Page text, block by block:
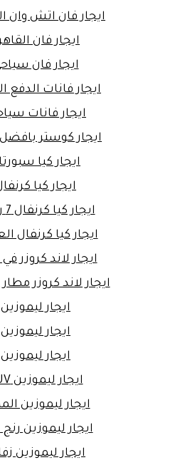
ايجار فان اتش وان
ايجار فان
ايجار فان
ايجار فانات الدفع
ايجار فانات
ايجار كوستر
ايجار كيا
ايجار كيا
ايجار كيا كرنفال 7 راكب
ايجار كيا كرنفال
ايجار لاند كروزر
ايجار لاند كروزر
ايجار ليموزين
ايجار ليموزين
ايجار ليموزين
ايجار ليموزين SUV
ايجار ليموزين
ايجار ليموزين رنج
ايجار ليموزين